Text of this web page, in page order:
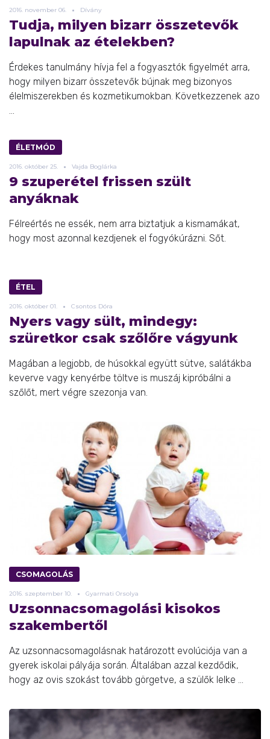
2016. november 06. Dívány
Tudja, milyen bizarr összetevők
lapulnak az ételekben?
Érdekes tanulmány hívja fel a fogyasztók figyelmét arra,
hogy milyen bizarr összetevők bújnak meg bizonyos
élelmiszerekben és kozmetikumokban. Következzenek azo
...
ÉLETMÓD
2016. október 25. Vajda Boglárka
9 szuperétel frissen szült
anyáknak
Félreértés ne essék, nem arra biztatjuk a kismamákat,
hogy most azonnal kezdjenek el fogyókúrázni. Sőt.
ÉTEL
2016. október 01. Csontos Dóra
Nyers vagy sült, mindegy:
szüretkor csak szőlőre vágyunk
Magában a legjobb, de húsokkal együtt sütve, salátákba
keverve vagy kenyérbe töltve is muszáj kipróbálni a
szőlőt, mert végre szezonja van.
CSOMAGOLÁS
2016. szeptember 10. Gyarmati Orsolya
Uzsonnacsomagolási kisokos
szakembertől
Az uzsonnacsomagolásnak határozott evolúciója van a
gyerek iskolai pályája során. Általában azzal kezdődik,
hogy az ovis szokást tovább görgetve, a szülők lelke ...